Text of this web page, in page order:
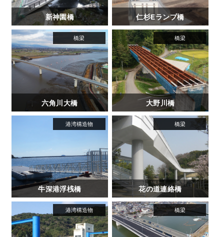
新神園橋 仁杉Eランプ橋
六角川大橋 大野川橋
牛深港浮桟橋 花の道連絡橋